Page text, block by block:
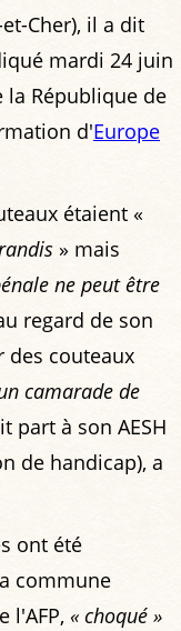
Cher), il a dit
mardi 24 juin
la République de
d'Europe
étaient «
» mais
ne peut être
regard de son
des couteaux
camarade de
part à son AESH
de handicap), a
ont été
commune
l'AFP, « choqué »